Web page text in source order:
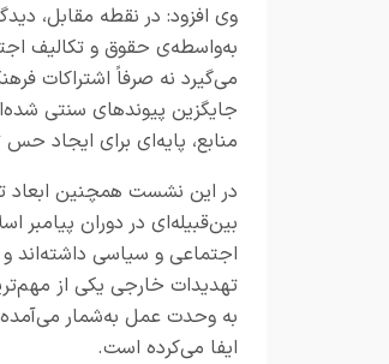
وی افزود: در نقطه مقابل،
به‌واسطه‌ی حقوق و تکالیف
می‌گیرد نه صرفاً اشتراکات
جایگزین پیوندهای سنتی
منابع، پایه‌ای برای ایجاد
در این نشست همچنین ابعاد
بین‌قبیله‌ای در دوران پیامبر
اجتماعی و سیاسی داشته‌اند
تهدیدات خارجی یکی از
به وحدت عمل به‌شمار می‌آمده
ایفا می‌کرده است.